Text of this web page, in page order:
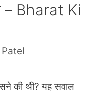
– Bharat Ki
की थी? यह सवाल